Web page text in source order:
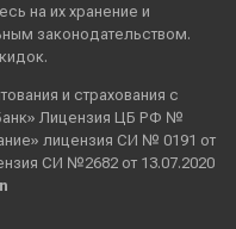
на их хранение и
законодательством.
и страхования с
Лицензия ЦБ РФ №
лицензия СИ № 0191 от
СИ №2682 от 13.07.2020